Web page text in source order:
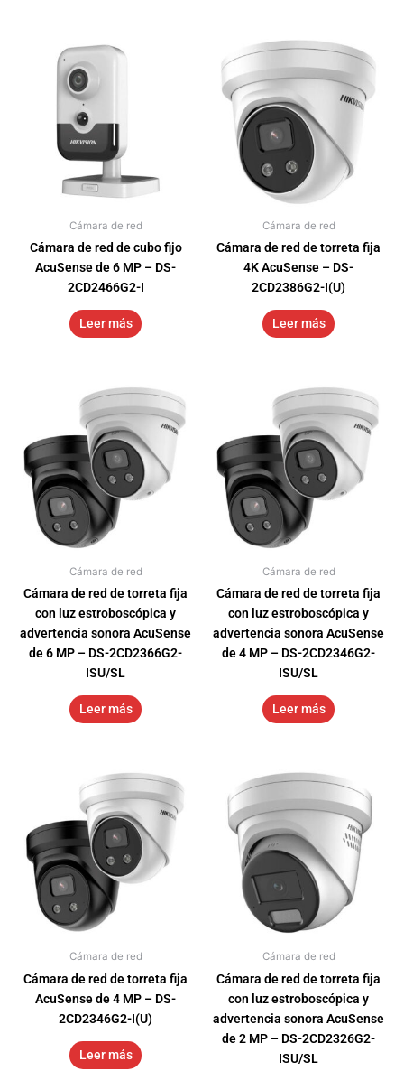
Cámara de red
Cámara de red de cubo fijo
AcuSense de 6 MP – DS-
2CD2466G2-I
Leer más
Cámara de red
Cámara de red de torreta fija
4K AcuSense – DS-
2CD2386G2-I(U)
Leer más
Cámara de red
Cámara de red de torreta fija
con luz estroboscópica y
advertencia sonora AcuSense
de 6 MP – DS-2CD2366G2-
ISU/SL
Leer más
Cámara de red
Cámara de red de torreta fija
con luz estroboscópica y
advertencia sonora AcuSense
de 4 MP – DS-2CD2346G2-
ISU/SL
Leer más
Cámara de red
Cámara de red de torreta fija
AcuSense de 4 MP – DS-
2CD2346G2-I(U)
Leer más
Cámara de red
Cámara de red de torreta fija
con luz estroboscópica y
advertencia sonora AcuSense
de 2 MP – DS-2CD2326G2-
ISU/SL